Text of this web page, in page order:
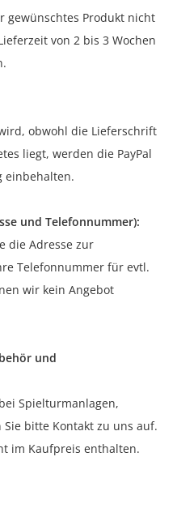
gewünschtes Produkt nicht
von 2 bis 3 Wochen
obwohl die Lieferschrift
liegt, werden die PayPal
einbehalten.
und Telefonnummer):
die Adresse zur
Telefonnummer für evtl.
wir kein Angebot
und
Spielturmanlagen,
bitte Kontakt zu uns auf.
im Kaufpreis enthalten.